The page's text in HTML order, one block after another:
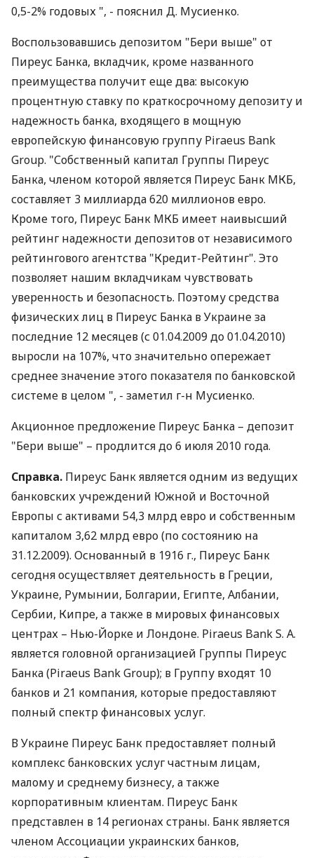
0,5-2% годовых ", - пояснил Д. Мусиенко.
Воспользовавшись депозитом "Бери выше" от
Пиреус Банка, вкладчик, кроме названного
преимущества получит еще два: высокую
процентную ставку по краткосрочному депозиту и
надежность банка, входящего в мощную
европейскую финансовую группу Piraeus Bank
Group. "Собственный капитал Группы Пиреус
Банка, членом которой является Пиреус Банк МКБ,
составляет 3 миллиарда 620 миллионов евро.
Кроме того, Пиреус Банк МКБ имеет наивысший
рейтинг надежности депозитов от независимого
рейтингового агентства "Кредит-Рейтинг". Это
позволяет нашим вкладчикам чувствовать
уверенность и безопасность. Поэтому средства
физических лиц в Пиреус Банка в Украине за
последние 12 месяцев (с 01.04.2009 до 01.04.2010)
выросли на 107%, что значительно опережает
среднее значение этого показателя по банковской
системе в целом ", - заметил г-н Мусиенко.
Акционное предложение Пиреус Банка – депозит
"Бери выше" – продлится до 6 июля 2010 года.
Справка. Пиреус Банк является одним из ведущих
банковских учреждений Южной и Восточной
Европы с активами 54,3 млрд евро и собственным
капиталом 3,62 млрд евро (по состоянию на
31.12.2009). Основанный в 1916 г., Пиреус Банк
сегодня осуществляет деятельность в Греции,
Украине, Румынии, Болгарии, Египте, Албании,
Сербии, Кипре, а также в мировых финансовых
центрах – Нью-Йорке и Лондоне. Piraeus Bank S. A.
является головной организацией Группы Пиреус
Банка (Piraeus Bank Group); в Группу входят 10
банков и 21 компания, которые предоставляют
полный спектр финансовых услуг.
В Украине Пиреус Банк предоставляет полный
комплекс банковских услуг частным лицам,
малому и среднему бизнесу, а также
корпоративным клиентам. Пиреус Банк
представлен в 14 регионах страны. Банк является
членом Ассоциации украинских банков,